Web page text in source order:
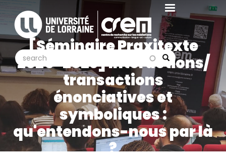
Aller
contenu
principal
Search
search search
[Séminaire Praxitexte
2025-2026] Interactions/
transactions
énonciatives et
symboliques :
qu'entendons-nous par là
?